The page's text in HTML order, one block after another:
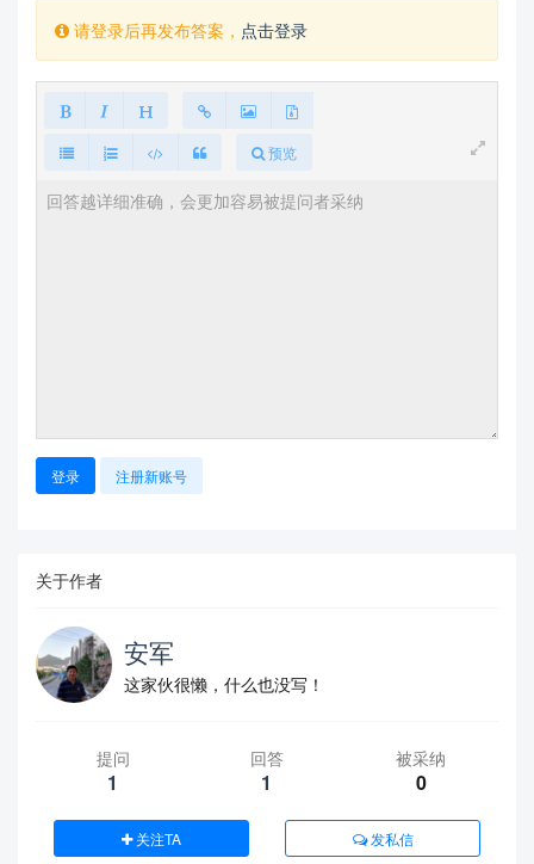
请登录后再发布答案， 点击登录
预览
登录 注册新账号
关于作者
安军
这家伙很懒，什么也没写！
提问
1
回答
1
被采纳
0
关注TA 发私信